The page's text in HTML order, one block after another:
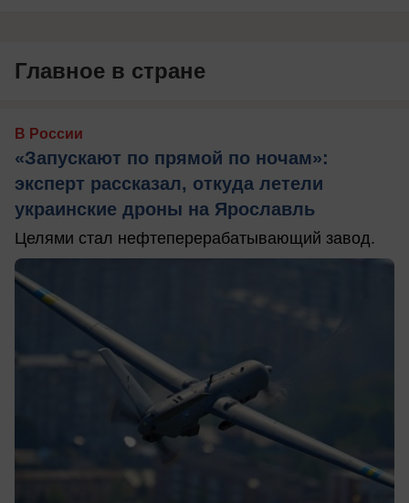
Главное в стране
В России
«Запускают по прямой по ночам»:
эксперт рассказал, откуда летели
украинские дроны на Ярославль
Целями стал нефтеперерабатывающий завод.